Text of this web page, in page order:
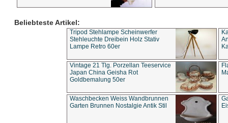
Beliebteste Artikel:
Tripod Stehlampe Scheinwerfer
Stehleuchte Dreibein Holz Stativ
Lampe Retro 60er
Vintage 21 Tlg. Porzellan Teeservice
Japan China Geisha Rot
Goldbemalung 50er
Waschbecken Weiss Wandbrunnen
Garten Brunnen Nostalgie Antik Stil